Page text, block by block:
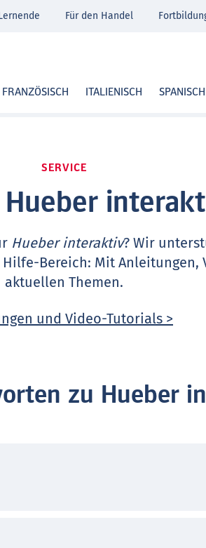
FRANZÖSISCH ITALIENISCH SPANISCH
Für den Handel
SERVICE
Hueber
Hueber interaktiv? Wir
Bereich: Mit Anleitungen,
aktuellen Themen.
und Video-Tutorials >
zu Hueber